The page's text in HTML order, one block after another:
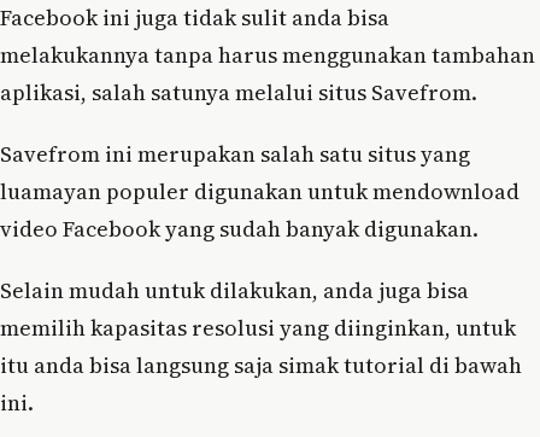
Facebook ini juga tidak sulit anda bisa
melakukannya tanpa harus menggunakan tambahan
aplikasi, salah satunya melalui situs Savefrom.
Savefrom ini merupakan salah satu situs yang
luamayan populer digunakan untuk mendownload
video Facebook yang sudah banyak digunakan.
Selain mudah untuk dilakukan, anda juga bisa
memilih kapasitas resolusi yang diinginkan, untuk
itu anda bisa langsung saja simak tutorial di bawah
ini.